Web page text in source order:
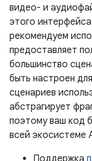
видео- и
этого
рекомендуем
предоставляет
большинство
быть настроен
сценариев
абстрагирует
поэтому ваш код
всей экосистеме
Поддержка